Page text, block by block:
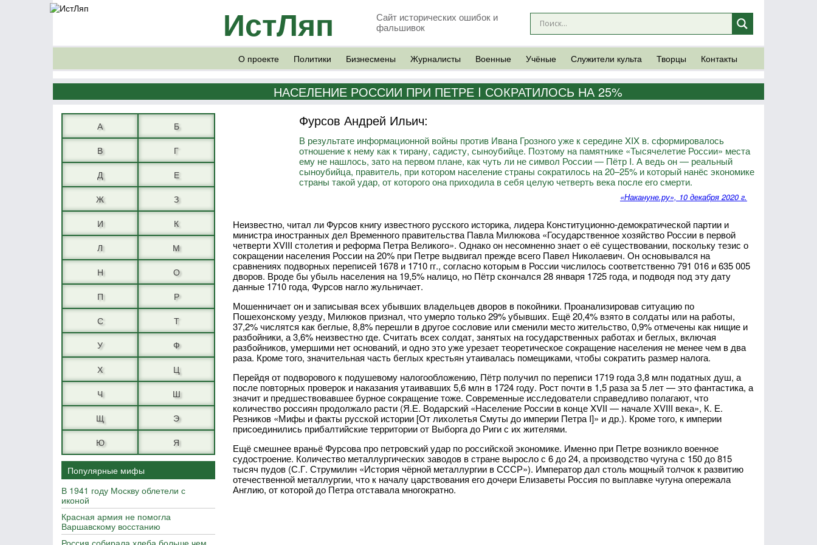
ИстЛяп
Сайт исторических ошибок и
фальшивок
О проекте Политики Бизнесмены Журналисты Военные Учёные Служители культа Творцы Контакты
НАСЕЛЕНИЕ РОССИИ ПРИ ПЕТРЕ I СОКРАТИЛОСЬ НА 25%
А
Б
В
Г
Д
Е
Ж
З
И
К
Л
М
Н
О
П
Р
С
Т
У
Ф
Х
Ц
Ч
Ш
Щ
Э
Ю
Я
Популярные мифы
В 1941 году Москву облетели с
иконой
Красная армия не помогла
Варшавскому восстанию
Россия собирала хлеба больше чем
Фурсов Андрей Ильич:
В результате информационной войны против Ивана Грозного уже к середине XIX в. сформировалось
отношение к нему как к тирану, садисту, сыноубийце. Поэтому на памятнике «Тысячелетие России» места
ему не нашлось, зато на первом плане, как чуть ли не символ России — Пётр I. А ведь он — реальный
сыноубийца, правитель, при котором население страны сократилось на 20–25% и который нанёс экономике
страны такой удар, от которого она приходила в себя целую четверть века после его смерти.
«Накануне.ру», 10 декабря 2020 г.
Неизвестно, читал ли Фурсов книгу известного русского историка, лидера Конституционно-демократической партии и
министра иностранных дел Временного правительства Павла Милюкова «Государственное хозяйство России в первой
четверти XVIII столетия и реформа Петра Великого». Однако он несомненно знает о её существовании, поскольку тезис о
сокращении населения России на 20% при Петре выдвигал прежде всего Павел Николаевич. Он основывался на
сравнениях подворных переписей 1678 и 1710 гг., согласно которым в России числилось соответственно 791 016 и 635 005
дворов. Вроде бы убыль населения на 19,5% налицо, но Пётр скончался 28 января 1725 года, и подводя под эту дату
данные 1710 года, Фурсов нагло жульничает.
Мошенничает он и записывая всех убывших владельцев дворов в покойники. Проанализировав ситуацию по
Пошехонскому уезду, Милюков признал, что умерло только 29% убывших. Ещё 20,4% взято в солдаты или на работы,
37,2% числятся как беглые, 8,8% перешли в другое сословие или сменили место жительство, 0,9% отмечены как нищие и
разбойники, а 3,6% неизвестно где. Считать всех солдат, занятых на государственных работах и беглых, включая
разбойников, умершими нет оснований, и одно это уже урезает теоретическое сокращение населения не менее чем в два
раза. Кроме того, значительная часть беглых крестьян утаивалась помещиками, чтобы сократить размер налога.
Перейдя от подворового к подушевому налогообложению, Пётр получил по переписи 1719 года 3,8 млн податных душ, а
после повторных проверок и наказания утаивавших 5,6 млн в 1724 году. Рост почти в 1,5 раза за 5 лет — это фантастика, а
значит и предшествовавшее бурное сокращение тоже. Современные исследователи справедливо полагают, что
количество россиян продолжало расти (Я.Е. Водарский «Население России в конце XVII — начале XVIII века», К. Е.
Резников «Мифы и факты русской истории [От лихолетья Смуты до империи Петра I]» и др.). Кроме того, к империи
присоединились прибалтийские территории от Выборга до Риги с их жителями.
Ещё смешнее враньё Фурсова про петровский удар по российской экономике. Именно при Петре возникло военное
судостроение. Количество металлургических заводов в стране выросло с 6 до 24, а производство чугуна с 150 до 815
тысяч пудов (С.Г. Струмилин «История чёрной металлургии в СССР»). Император дал столь мощный толчок к развитию
отечественной металлургии, что к началу царствования его дочери Елизаветы Россия по выплавке чугуна опережала
Англию, от которой до Петра отставала многократно.